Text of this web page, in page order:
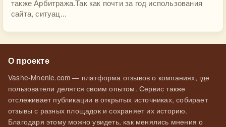
также Арбитража.Так как почти за год использования
сайта, ситуац...
О проекте
Vashe-Mnenie.com — платформа отзывов о компаниях, где
пользователи делятся своим опытом. Сервис также
отслеживает публикации в открытых источниках, собирает
отзывы с разных площадок и сохраняет их историю.
Благодаря этому можно увидеть, как менялись мнения о